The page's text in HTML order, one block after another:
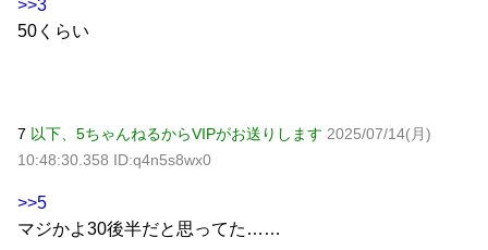
>>3
50くらい
7 以下、5ちゃんねるからVIPがお送りします 2025/07/14(月)
10:48:30.358 ID:q4n5s8wx0
>>5
マジかよ30後半だと思ってた……